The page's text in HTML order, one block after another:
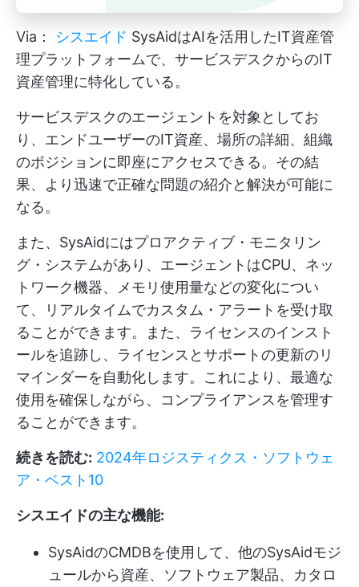
Via： シスエイド SysAidはAIを活用したIT資産管
理プラットフォームで、サービスデスクからのIT
資産管理に特化している。
サービスデスクのエージェントを対象としてお
り、エンドユーザーのIT資産、場所の詳細、組織
のポジションに即座にアクセスできる。その結
果、より迅速で正確な問題の紹介と解決が可能に
なる。
また、SysAidにはプロアクティブ・モニタリン
グ・システムがあり、エージェントはCPU、ネッ
トワーク機器、メモリ使用量などの変化につい
て、リアルタイムでカスタム・アラートを受け取
ることができます。また、ライセンスのインスト
ールを追跡し、ライセンスとサポートの更新のリ
マインダーを自動化します。これにより、最適な
使用を確保しながら、コンプライアンスを管理す
ることができます。
続きを読む: 2024年ロジスティクス・ソフトウェ
ア・ベスト10
シスエイドの主な機能:
SysAidのCMDBを使用して、他のSysAidモジ
ュールから資産、ソフトウェア製品、カタロ